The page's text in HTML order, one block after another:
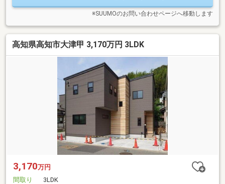
※SUUMOのお問い合わせページへ移動します
高知県高知市大津甲 3,170万円 3LDK
3,170万円
間取り
3LDK